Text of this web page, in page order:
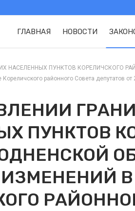
ГЛАВНАЯ НОВОСТИ
НАСЕЛЕННЫХ ПУНКТОВ КОРЕЛИЧСКОГО
районного Совета депутатов
ПУНКТОВ